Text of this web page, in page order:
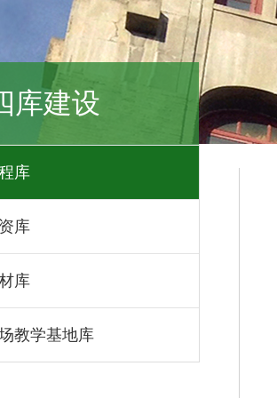
库建设
库
库
库
教学基地库